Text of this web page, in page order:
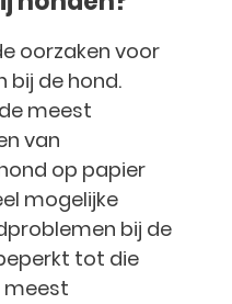
oorzaken voor
bij de hond.
meest
van
op papier
mogelijke
bij de
tot die
meest